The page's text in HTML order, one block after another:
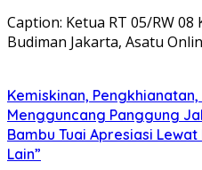
Caption: Ketua RT 05/RW
Budiman Jakarta, Asatu
Kemiskinan,
Mengguncang Panggung
Bambu Tuai Apresiasi
Lain”